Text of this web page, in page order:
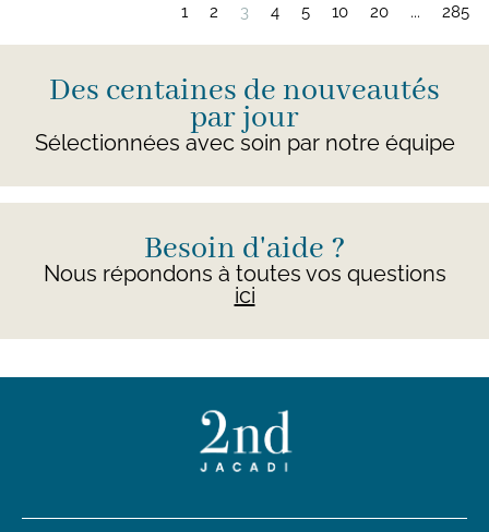
1 2 3 4 5 10 20 ... 285
Des centaines de nouveautés
par jour
Sélectionnées avec soin par notre équipe
Besoin d'aide ?
Nous répondons à toutes vos questions
ici